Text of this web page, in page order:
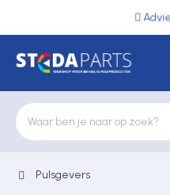
Deurbeslag
Pulsgevers